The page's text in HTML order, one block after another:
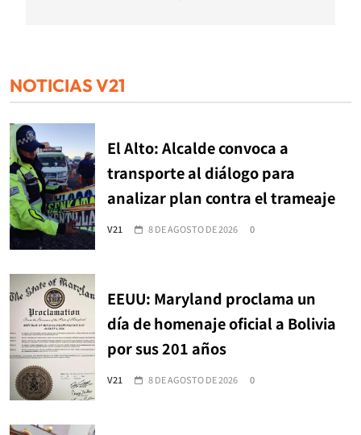
NOTICIAS V21
El Alto: Alcalde convoca a
transporte al diálogo para
analizar plan contra el trameaje
V21 8 DE AGOSTO DE 2026 0
EEUU: Maryland proclama un
día de homenaje oficial a Bolivia
por sus 201 años
V21 8 DE AGOSTO DE 2026 0